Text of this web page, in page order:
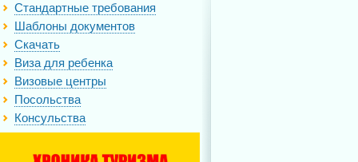
Стандартные требования
Шаблоны документов
Скачать
Виза для ребенка
Визовые центры
Посольства
Консульства